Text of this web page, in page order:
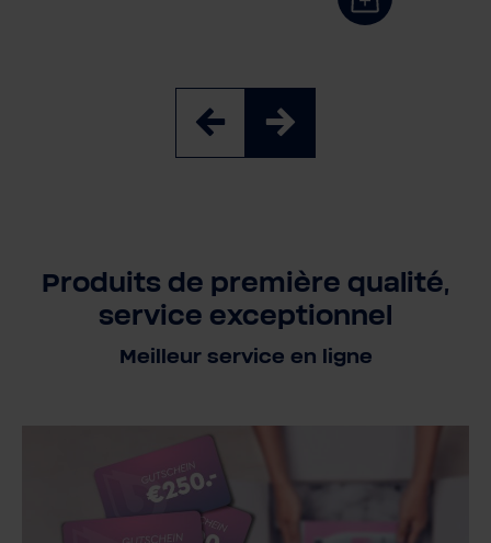
Produits de première qualité,
service exceptionnel
Meilleur service en ligne